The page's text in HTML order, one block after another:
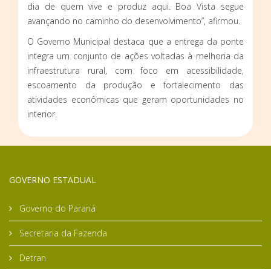
dia de quem vive e produz aqui. Boa Vista segue
avançando no caminho do desenvolvimento”, afirmou.
O Governo Municipal destaca que a entrega da ponte
integra um conjunto de ações voltadas à melhoria da
infraestrutura rural, com foco em acessibilidade,
escoamento da produção e fortalecimento das
atividades econômicas que geram oportunidades no
interior.
GOVERNO ESTADUAL
Governo do Paraná
Secretaria da Fazenda
Detran